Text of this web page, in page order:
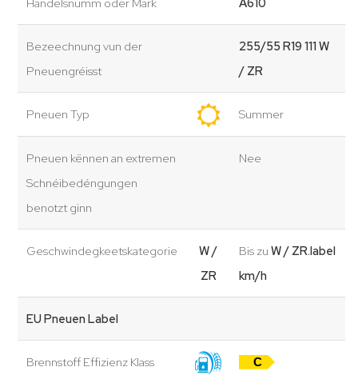
Bezeechnung vun der
Pneuengréisst
255/55 R19 111 W
/ ZR
Pneuen Typ Summer
Pneuen kënnen an extremen
Schnéibedéngungen
benotzt ginn
Nee
Geschwindegkeetskategorie
W /
ZR
Bis zu W / ZR.label
km/h
EU Pneuen Label
Brennstoff Effizienz Klass C